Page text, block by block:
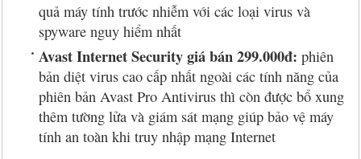
quả máy tính trước nhiễm với các loại virus và
spyware nguy hiểm nhất
Avast Internet Security giá bán 299.000đ: phiên
bản diệt virus cao cấp nhất ngoài các tính năng của
phiên bản Avast Pro Antivirus thì còn được bổ xung
thêm tường lửa và giám sát mạng giúp bảo vệ máy
tính an toàn khi truy nhập mạng Internet